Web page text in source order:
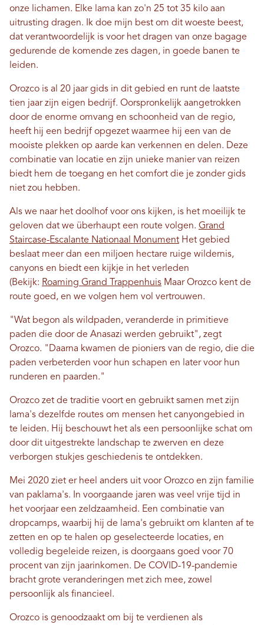
onze lichamen. Elke lama kan zo'n 25 tot 35 kilo aan
uitrusting dragen. Ik doe mijn best om dit woeste beest,
dat verantwoordelijk is voor het dragen van onze bagage
gedurende de komende zes dagen, in goede banen te
leiden.
Orozco is al 20 jaar gids in dit gebied en runt de laatste
tien jaar zijn eigen bedrijf. Oorspronkelijk aangetrokken
door de enorme omvang en schoonheid van de regio,
heeft hij een bedrijf opgezet waarmee hij een van de
mooiste plekken op aarde kan verkennen en delen. Deze
combinatie van locatie en zijn unieke manier van reizen
biedt hem de toegang en het comfort die je zonder gids
niet zou hebben.
Als we naar het doolhof voor ons kijken, is het moeilijk te
geloven dat we überhaupt een route volgen. Grand
Staircase-Escalante Nationaal Monument Het gebied
beslaat meer dan een miljoen hectare ruige wildernis,
canyons en biedt een kijkje in het verleden
(Bekijk: Roaming Grand Trappenhuis Maar Orozco kent de
route goed, en we volgen hem vol vertrouwen.
"Wat begon als wildpaden, veranderde in primitieve
paden die door de Anasazi werden gebruikt", zegt
Orozco. "Daarna kwamen de pioniers van de regio, die die
paden verbeterden voor hun schapen en later voor hun
runderen en paarden."
Orozco zet de traditie voort en gebruikt samen met zijn
lama's dezelfde routes om mensen het canyongebied in
te leiden. Hij beschouwt het als een persoonlijke schat om
door dit uitgestrekte landschap te zwerven en deze
verborgen stukjes geschiedenis te ontdekken.
Mei 2020 ziet er heel anders uit voor Orozco en zijn familie
van paklama's. In voorgaande jaren was veel vrije tijd in
het voorjaar een zeldzaamheid. Een combinatie van
dropcamps, waarbij hij de lama's gebruikt om klanten af ​​te
zetten en op te halen op geselecteerde locaties, en
volledig begeleide reizen, is doorgaans goed voor 70
procent van zijn jaarinkomen. De COVID-19-pandemie
bracht grote veranderingen met zich mee, zowel
persoonlijk als financieel.
Orozco is genoodzaakt om bij te verdienen als